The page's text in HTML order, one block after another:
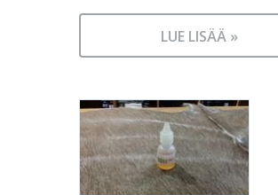
LUE LISÄÄ »